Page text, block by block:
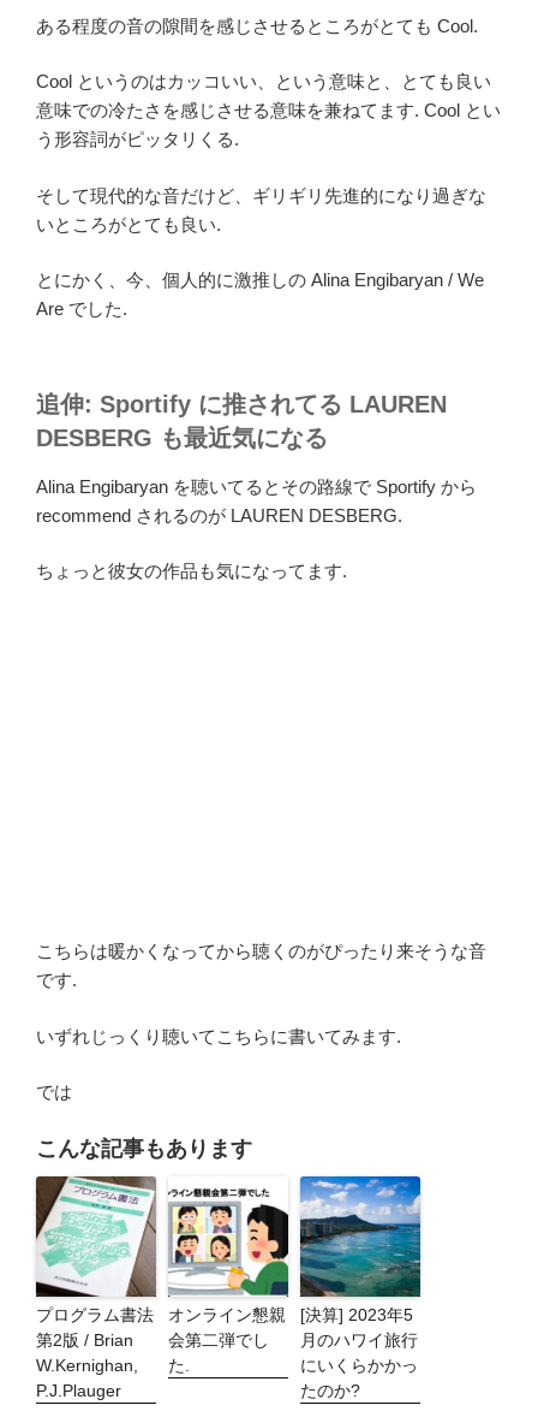
ある程度の音の隙間を感じさせるところがとても Cool.
Cool というのはカッコいい、という意味と、とても良い
意味での冷たさを感じさせる意味を兼ねてます. Cool とい
う形容詞がピッタリくる.
そして現代的な音だけど、ギリギリ先進的になり過ぎな
いところがとても良い.
とにかく、今、個人的に激推しの Alina Engibaryan / We
Are でした.
追伸: Sportify に推されてる LAUREN
DESBERG も最近気になる
Alina Engibaryan を聴いてるとその路線で Sportify から
recommend されるのが LAUREN DESBERG.
ちょっと彼女の作品も気になってます.
こちらは暖かくなってから聴くのがぴったり来そうな音
です.
いずれじっくり聴いてこちらに書いてみます.
では
こんな記事もあります
プログラム書法
第2版 / Brian
W.Kernighan,
P.J.Plauger
オンライン懇親
会第二弾でし
た.
[決算] 2023年5
月のハワイ旅行
にいくらかかっ
たのか?